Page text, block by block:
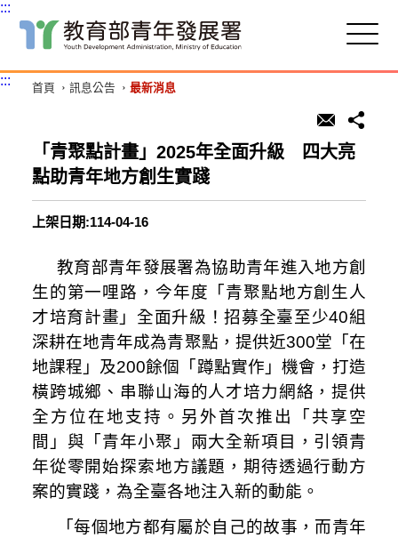
主
要
:::
::: 首頁 訊息公告 最新消息
「青聚點計畫」2025年全面升級 四大亮
點助青年地方創生實踐
上架日期:114-04-16
教育部青年發展署為協助青年進入地方創
生的第一哩路，今年度「青聚點地方創生人
才培育計畫」全面升級！招募全臺至少40組
深耕在地青年成為青聚點，提供近300堂「在
地課程」及200餘個「蹲點實作」機會，打造
橫跨城鄉、串聯山海的人才培力網絡，提供
全方位在地支持。另外首次推出「共享空
間」與「青年小聚」兩大全新項目，引領青
年從零開始探索地方議題，期待透過行動方
案的實踐，為全臺各地注入新的動能。
「每個地方都有屬於自己的故事，而青年